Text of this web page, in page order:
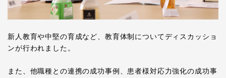
新人教育や中堅の育成など、教育体制についてディスカッショ
ンが行われました。
また、他職種との連携の成功事例、患者様対応力強化の成功事